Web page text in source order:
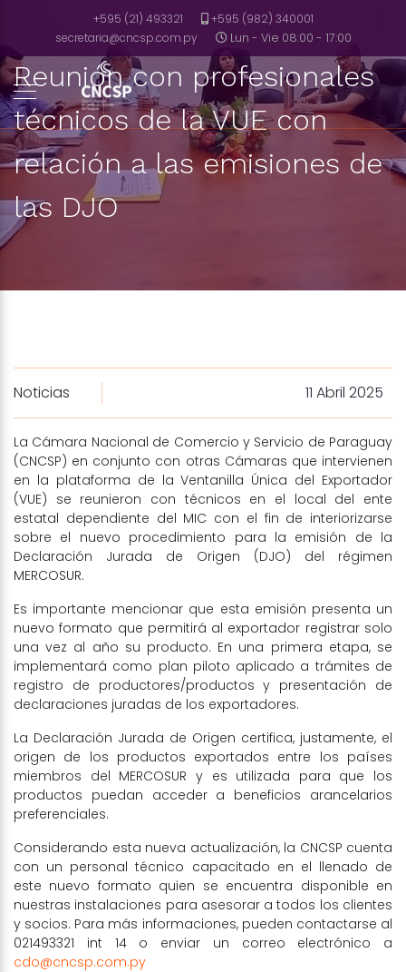
+595 (21) 493321
+595 (982) 340001
secretaria@cncsp.com.py
Lun - Vie 08:00 - 17:00
Reunión con profesionales
técnicos de la VUE con
relación a las emisiones de
las DJO
Noticias 11 Abril 2025
La Cámara Nacional de Comercio y Servicio de Paraguay
(CNCSP) en conjunto con otras Cámaras que intervienen
en la plataforma de la Ventanilla Única del Exportador
(VUE) se reunieron con técnicos en el local del ente
estatal dependiente del MIC con el fin de interiorizarse
sobre el nuevo procedimiento para la emisión de la
Declaración Jurada de Origen (DJO) del régimen
MERCOSUR.
Es importante mencionar que esta emisión presenta un
nuevo formato que permitirá al exportador registrar solo
una vez al año su producto. En una primera etapa, se
implementará como plan piloto aplicado a trámites de
registro de productores/productos y presentación de
declaraciones juradas de los exportadores.
La Declaración Jurada de Origen certifica, justamente, el
origen de los productos exportados entre los países
miembros del MERCOSUR y es utilizada para que los
productos puedan acceder a beneficios arancelarios
preferenciales.
Considerando esta nueva actualización, la CNCSP cuenta
con un personal técnico capacitado en el llenado de
este nuevo formato quien se encuentra disponible en
nuestras instalaciones para asesorar a todos los clientes
y socios. Para más informaciones, pueden contactarse al
021493321 int 14 o enviar un correo electrónico a
cdo@cncsp.com.py